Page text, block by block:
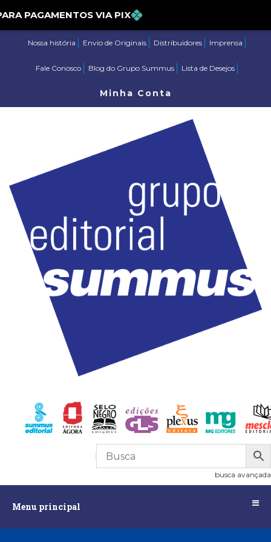
PARA PAGAMENTOS VIA PIX
Nossa história Envio de Originais Distribuidores Imprensa
Fale Conosco Blog do Grupo Summus Lista de Desejos
Minha Conta
R$0,00
busca avançada
Menu principal
principalAssuntos